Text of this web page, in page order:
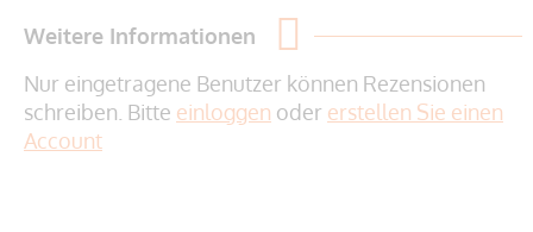
Weitere Informationen
Nur eingetragene Benutzer können Rezensionen
schreiben. Bitte einloggen oder erstellen Sie einen
Account